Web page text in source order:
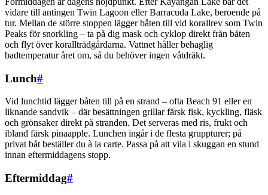
vidare till antingen Twin Lagoon eller Barracuda Lake, beroende på
tur. Mellan de större stoppen lägger båten till vid korallrev som Twin
Peaks för snorkling – ta på dig mask och cyklop direkt från båten
och flyt över korallträdgårdarna. Vattnet håller behaglig
badtemperatur året om, så du behöver ingen våtdräkt.
Lunch#
Vid lunchtid lägger båten till på en strand – ofta Beach 91 eller en
liknande sandvik – där besättningen grillar färsk fisk, kyckling, fläsk
och grönsaker direkt på stranden. Det serveras med ris, frukt och
ibland färsk pinaapple. Lunchen ingår i de flesta gruppturer; på
privat båt beställer du à la carte. Passa på att vila i skuggan en stund
innan eftermiddagens stopp.
Eftermiddag#